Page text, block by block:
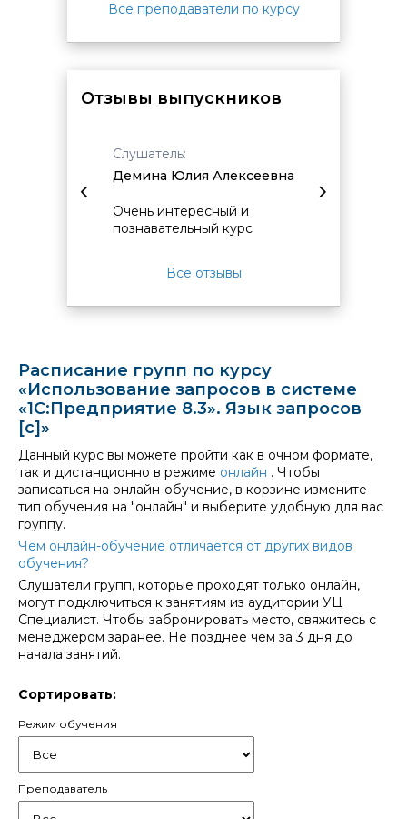
Все преподаватели по курсу
Отзывы выпускников
Слушатель:
Демина Юлия Алексеевна
Очень интересный и
познавательный курс
в т. ч.
Все отзывы
Расписание групп по курсу
«Использование запросов в системе
«1С:Предприятие 8.3». Язык запросов
[c]»
Данный курс вы можете пройти как в очном формате,
так и дистанционно в режиме онлайн . Чтобы
записаться на онлайн-обучение, в корзине измените
тип обучения на "онлайн" и выберите удобную для вас
группу.
Чем онлайн-обучение отличается от других видов
обучения?
Слушатели групп, которые проходят только онлайн,
могут подключиться к занятиям из аудитории УЦ
Специалист. Чтобы забронировать место, свяжитесь с
менеджером заранее. Не позднее чем за 3 дня до
начала занятий.
Сортировать:
Режим обучения
Преподаватель